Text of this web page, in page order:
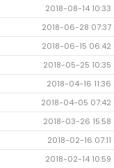
2018-08-14 10:33
2018-06-28 07:37
2018-06-15 06:42
2018-05-25 10:35
2018-04-16 11:36
2018-04-05 07:42
2018-03-26 15:58
2018-02-16 07:11
2018-02-14 10:59